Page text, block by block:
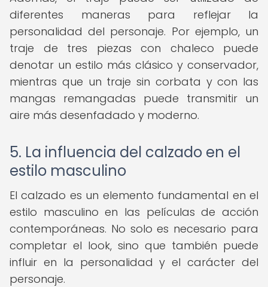
diferentes maneras para reflejar la
personalidad del personaje. Por ejemplo, un
traje de tres piezas con chaleco puede
denotar un estilo más clásico y conservador,
mientras que un traje sin corbata y con las
mangas remangadas puede transmitir un
aire más desenfadado y moderno.
5. La influencia del calzado en el
estilo masculino
El calzado es un elemento fundamental en el
estilo masculino en las películas de acción
contemporáneas. No solo es necesario para
completar el look, sino que también puede
influir en la personalidad y el carácter del
personaje.